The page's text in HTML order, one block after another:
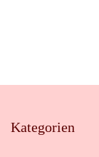
Kategorien